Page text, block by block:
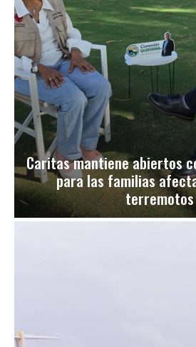
Caritas mantiene abiertos
para las familias
terremotos